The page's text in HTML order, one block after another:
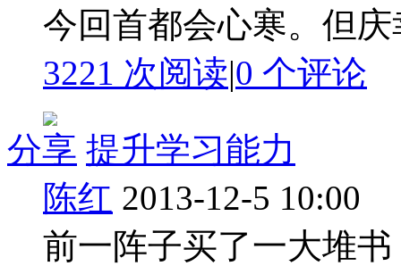
今回首都会心寒。但庆
3221 次阅读|0 个评论
分享 提升学习能力
陈红 2013-12-5 10:00
前一阵子买了一大堆